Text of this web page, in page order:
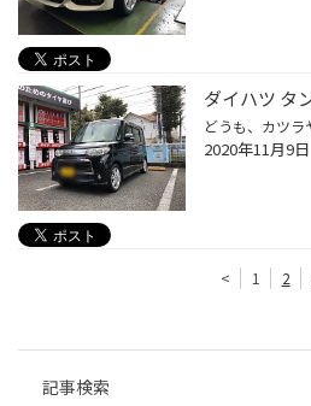
ダイハツ タ
2020年11月9日
< 1 2
記事検索